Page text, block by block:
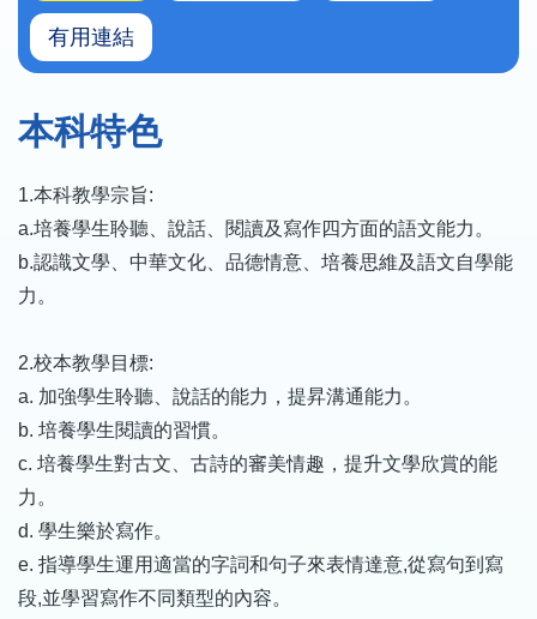
有用連結
本科特色
1.本科教學宗旨:
a.培養學生聆聽、說話、閱讀及寫作四方面的語文能力。
b.認識文學、中華文化、品德情意、培養思維及語文自學能
力。
2.校本教學目標:
a. 加強學生聆聽、說話的能力，提昇溝通能力。
b. 培養學生閱讀的習慣。
c. 培養學生對古文、古詩的審美情趣，提升文學欣賞的能
力。
d. 學生樂於寫作。
e. 指導學生運用適當的字詞和句子來表情達意,從寫句到寫
段,並學習寫作不同類型的內容。